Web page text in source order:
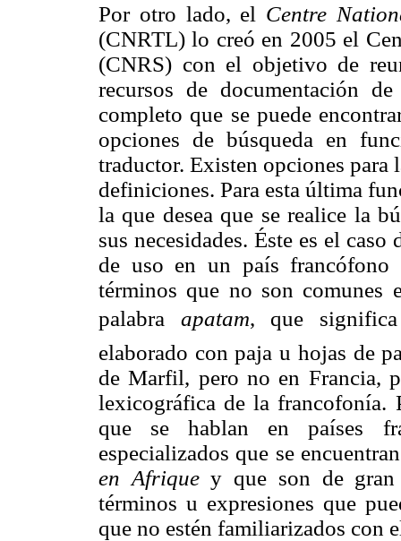
Por otro lado, el Centre
(CNRTL) lo creó en 2005 el
(CNRS) con el objetivo de
recursos de documentación
completo que se puede
opciones de búsqueda en
traductor. Existen opciones para
definiciones. Para esta última
la que desea que se realice la
sus necesidades. Éste es el
de uso en un país
términos que no son comunes
palabra  apatam, que
elaborado con paja u hojas de
de Marfil, pero no en Francia,
lexicográfica de la francofonía.
que se hablan en países
especializados que se
en Afriquey que son de
términos u expresiones que
que no estén familiarizados con